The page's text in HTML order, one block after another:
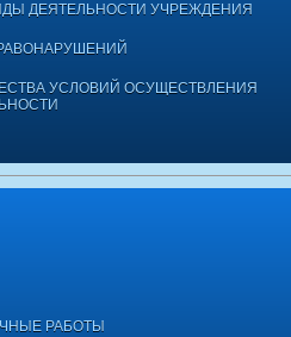
ДЕЯТЕЛЬНОСТИ УЧРЕЖДЕНИЯ
УСЛОВИЙ ОСУЩЕСТВЛЕНИЯ
РАБОТЫ